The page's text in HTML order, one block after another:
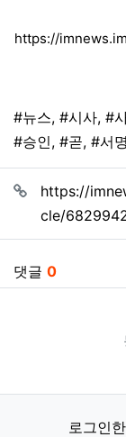
https://
태그
#뉴스, #시사, #
#승인, #곧, #서
관련자료
https://
cle/
댓글 0
로그인